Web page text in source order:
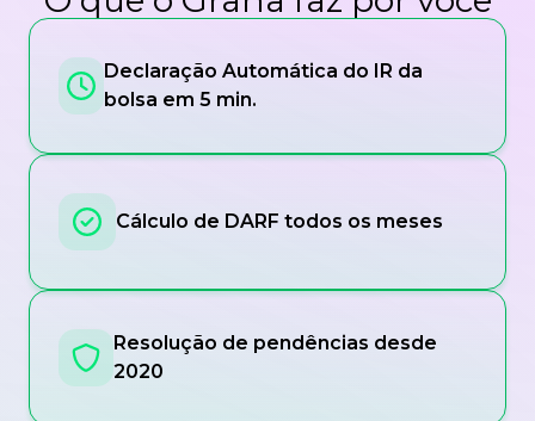
Declaração Automática do IR da
bolsa em 5 min.
Cálculo de DARF todos os meses
Resolução de pendências desde
2020